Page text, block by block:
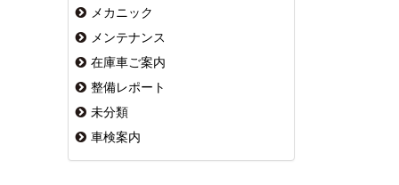
メカニック
メンテナンス
在庫車ご案内
整備レポート
未分類
車検案内